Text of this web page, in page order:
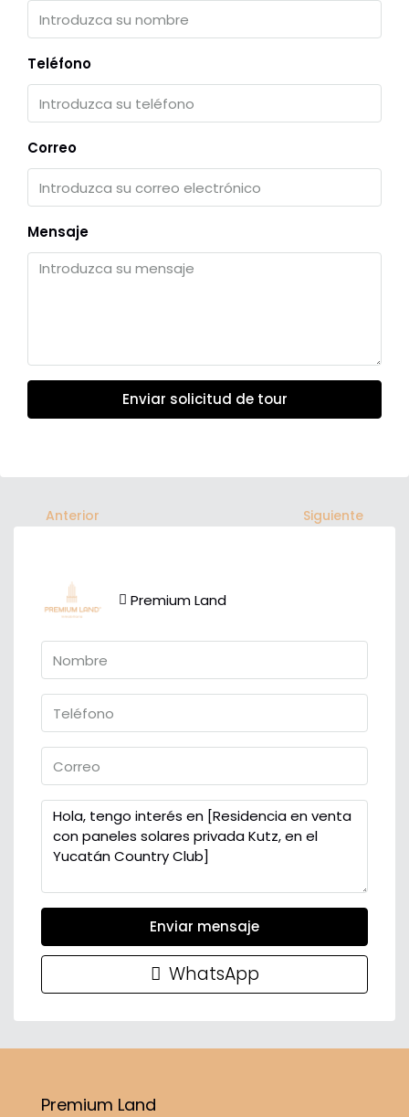
Teléfono
Correo
Mensaje
Enviar solicitud de tour
Anterior Siguiente
Premium Land
Enviar mensaje
WhatsApp
Premium Land